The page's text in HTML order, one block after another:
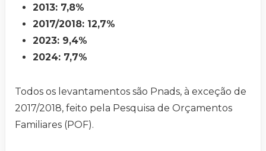
2013: 7,8%
2017/2018: 12,7%
2023: 9,4%
2024: 7,7%
Todos os levantamentos são Pnads, à exceção de
2017/2018, feito pela Pesquisa de Orçamentos
Familiares (POF).